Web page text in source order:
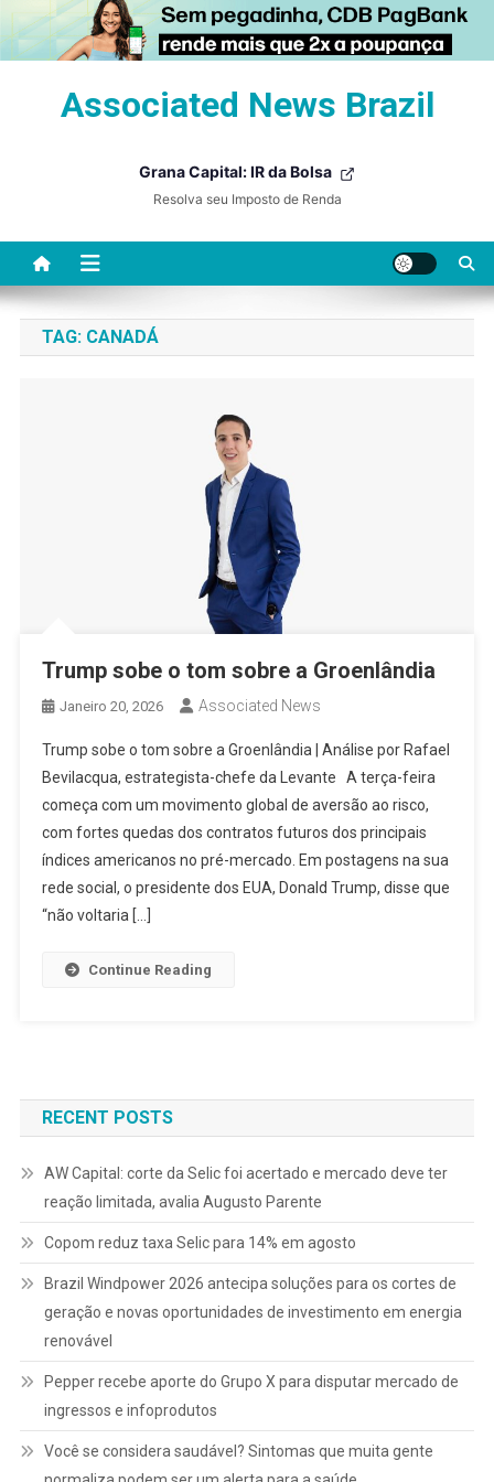
Associated News Brazil
Grana Capital: IR da Bolsa
Resolva seu Imposto de Renda
TAG: CANADÁ
Trump sobe o tom sobre a Groenlândia
Janeiro 20, 2026 Associated News
Trump sobe o tom sobre a Groenlândia | Análise por Rafael
Bevilacqua, estrategista-chefe da Levante A terça-feira
começa com um movimento global de aversão ao risco,
com fortes quedas dos contratos futuros dos principais
índices americanos no pré-mercado. Em postagens na sua
rede social, o presidente dos EUA, Donald Trump, disse que
“não voltaria […]
Continue Reading
RECENT POSTS
AW Capital: corte da Selic foi acertado e mercado deve ter
reação limitada, avalia Augusto Parente
Copom reduz taxa Selic para 14% em agosto
Brazil Windpower 2026 antecipa soluções para os cortes de
geração e novas oportunidades de investimento em energia
renovável
Pepper recebe aporte do Grupo X para disputar mercado de
ingressos e infoprodutos
Você se considera saudável? Sintomas que muita gente